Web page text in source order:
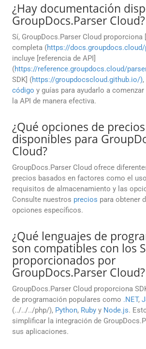
¿Hay documentación
GroupDocs.Parser Cloud?
Sí, GroupDocs.Parser Cloud proporciona
completa (https://
incluye [referencia de API]
(https://reference.groupdocs.cloud/
SDK] (https://groupdocscloud.github.io/),
código y guías para ayudarlo a
la API de manera efectiva.
¿Qué opciones de
disponibles para
Cloud?
GroupDocs.Parser Cloud ofrece
precios basados en factores como el
requisitos de almacenamiento y las
Consulte nuestros precios para obtener
opciones específicos.
¿Qué lenguajes de
son compatibles con los
proporcionados por
GroupDocs.Parser Cloud?
GroupDocs.Parser Cloud proporciona
de programación populares como .NET,
(../../../php/), Python, Ruby y Node.js.
simplificar la integración de
sus aplicaciones.